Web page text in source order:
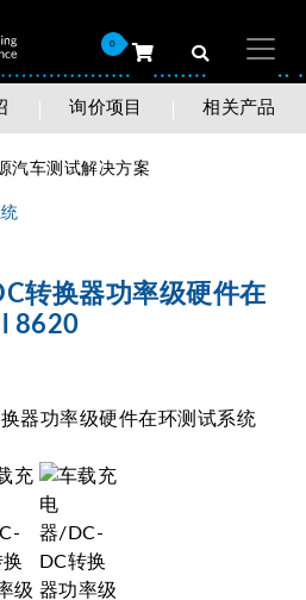
0
询价项目 相关产品
汽车测试解决方案
转换器功率级硬件在
8620